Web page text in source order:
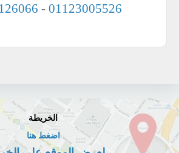
01123005526
-
الخريطة
اضغط هنا